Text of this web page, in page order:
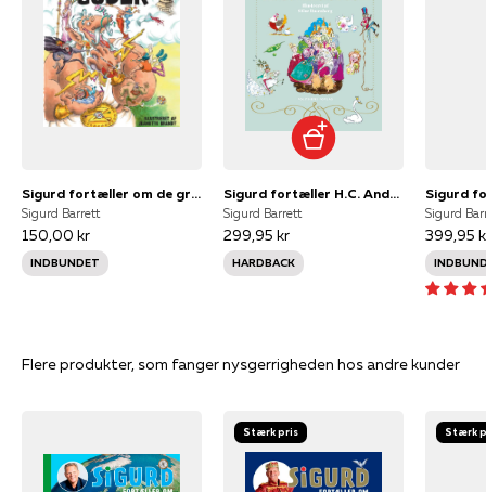
Sigurd fortæller om de græske guder
Sigurd Barrett
150,00 kr
INDBUNDET
Sigurd fortæller H.C. Andersens eventyr - Dåbsudgave
Sigurd Barrett
299,95 kr
HARDBACK
Sigurd
399,95
Flere produkter, som fanger nysgerrigheden hos andre kunder
Stærk pris Stærk